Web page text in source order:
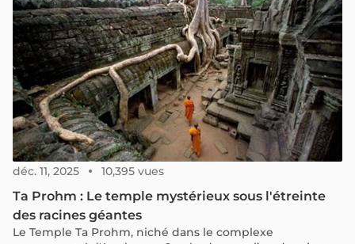
déc. 11, 2025 10,395 vues
Ta Prohm : Le temple mystérieux sous l'étreinte
des racines géantes
Le Temple Ta Prohm, niché dans le complexe